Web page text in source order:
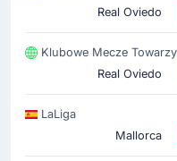
Real Oviedo
Klubowe Mecze Towarzyski
Real Oviedo
LaLiga
Mallorca